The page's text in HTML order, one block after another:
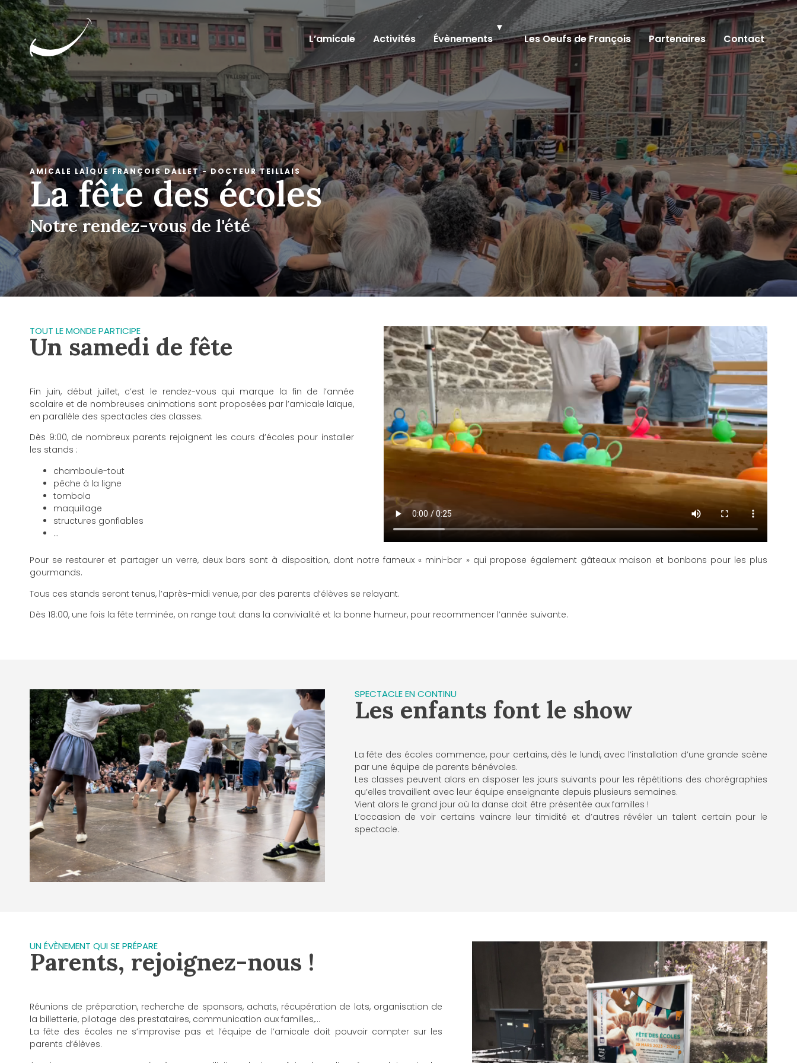
L’amicale Activités Évènements Les Oeufs de François Partenaires Contact
AMICALE LAÏQUE FRANÇOIS DALLET - DOCTEUR TEILLAIS
La fête des écoles
Notre rendez-vous de l'été
TOUT LE MONDE PARTICIPE
Un samedi de fête
Fin juin, début juillet, c’est le rendez-vous qui marque la fin de l’année
scolaire et de nombreuses animations sont proposées par l’amicale laïque,
en parallèle des spectacles des classes.
Dès 9:00, de nombreux parents rejoignent les cours d’écoles pour installer
les stands :
chamboule-tout
pêche à la ligne
tombola
maquillage
structures gonflables
…
Pour se restaurer et partager un verre, deux bars sont à disposition, dont notre fameux « mini-bar » qui propose également gâteaux maison et bonbons pour les plus
gourmands.
Tous ces stands seront tenus, l’après-midi venue, par des parents d’élèves se relayant.
Dès 18:00, une fois la fête terminée, on range tout dans la convivialité et la bonne humeur, pour recommencer l’année suivante.
SPECTACLE EN CONTINU
Les enfants font le show
La fête des écoles commence, pour certains, dès le lundi, avec l’installation d’une grande scène
par une équipe de parents bénévoles.
Les classes peuvent alors en disposer les jours suivants pour les répétitions des chorégraphies
qu’elles travaillent avec leur équipe enseignante depuis plusieurs semaines.
Vient alors le grand jour où la danse doit être présentée aux familles !
L’occasion de voir certains vaincre leur timidité et d’autres révéler un talent certain pour le
spectacle.
UN ÉVÈNEMENT QUI SE PRÉPARE
Parents, rejoignez-nous !
Réunions de préparation, recherche de sponsors, achats, récupération de lots, organisation de
la billetterie, pilotage des prestataires, communication aux familles,…
La fête des écoles ne s’improvise pas et l’équipe de l’amicale doit pouvoir compter sur les
parents d’élèves.